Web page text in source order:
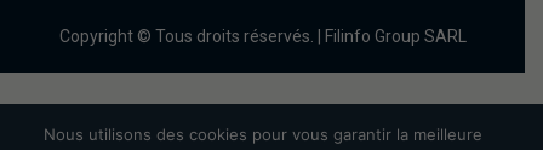
Copyright © Tous droits réservés. | Filinfo Group SARL
Nous utilisons des cookies pour vous garantir la meilleure